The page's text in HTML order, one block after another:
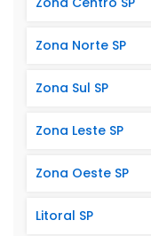
Zona Norte SP
Zona Sul SP
Zona Leste SP
Zona Oeste SP
Litoral SP